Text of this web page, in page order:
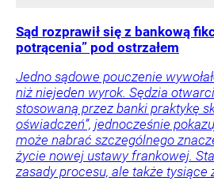
Sąd rozprawił się z bankową
potrącenia” pod ostrzałem
Jedno sądowe pouczenie
niż niejeden wyrok. Sędzia
stosowaną przez banki praktykę
oświadczeń”, jednocześnie
może nabrać szczególnego
życie nowej ustawy frankowej.
zasady procesu, ale także tysiące